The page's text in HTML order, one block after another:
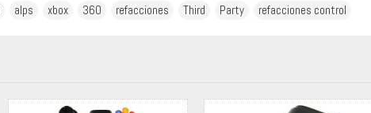
alps xbox 360 refacciones Third Party refacciones control